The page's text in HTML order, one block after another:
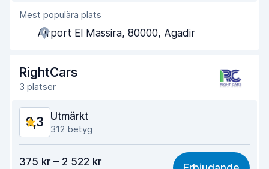
Kvalitet på kundservice
Tid spenderad på avhämtning av bilen
Tid spenderad på återlämning av bilen 9,5
Bilens renlighet
Bilens övergripande skick
Mest populära plats
Airport El Massira, 80000, Agadir
RightCars
3 platser
9,3 Utmärkt
312 betyg
9,1
375 kr – 2 522 kr